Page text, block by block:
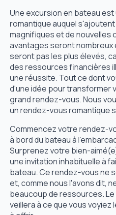
Une excursion en bateau
romantique auquel
magnifiques et de nouvelles
avantages seront
seront pas les plus élevés,
des ressources financières
une réussite. Tout ce dont
d'une idée pour transformer
grand rendez-vous. Nous
un rendez-vous romantique
Commencez votre rendez-
à bord du bateau à
Surprenez votre bien-
une invitation inhabituelle à
bateau. Ce rendez-vous ne
et, comme nous l'avons dit,
beaucoup de ressources.
veillera à ce que vous voyiez